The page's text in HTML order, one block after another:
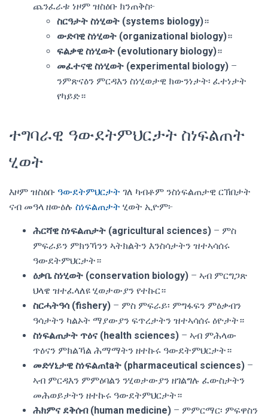
ጨንፈራቱ ነዞም ዝስዕቡ ክንጠቅስ፦
ስርዓታት ስነሂወት (systems biology)።
ውድባዊ ስነሂወት (organizational biology)።
ፍልቃዊ ስነሂወት (evolutionary biology)።
መፈተናዊ ስነሂወት (experimental biology) –
ንምጽናዕን ምርዳእን ስነሂወታዊ ክውንነታት፡ ፈተነታት
የካይድ።
ተግባራዊ ዓውደትምህርታት ስነፍልጠት
ሂወት
እዞም ዝስዕቡ ዓውደትምህርታት ገለ ካብቶም ንስነፍልጠታዊ ርኽበታት
ናብ መዓላ ዘውዕሉ ስነፍልጠታት ሂወት ኢዮም፦
ሕርሻዊ ስነፍልጠታት (agricultural sciences) – ምስ
ምፍራይን ምክንኻንን ኣትክልትን እንስሳታትን ዝተኣሳሰሩ
ዓውደትምህርታት።
ዕቃቤ ስነሂወት (conservation biology) – ኣብ ምርግጋጽ
ህላዌ ዝተፈላለዩ ሂወታውያን የተኩር።
ስርሓትዓሳ (fishery) – ምስ ምፍራይ፡ ምግፋፍን ምዕቃብን
ዓሳታትን ካልኦት ማያውያን ፍጥረታትን ዝተኣሳሰሩ ዕዮታት።
ስነፍልጠታት ጥዕና (health sciences) – ኣብ ምሕላው
ጥዕናን ምክልኻል ሕማማትን ዘተኩሩ ዓውደትምህርታት።
መድሃኒታዊ ስነፍልጠtaት (pharmaceutical sciences) –
ኣብ ምርዳእን ምምዕባልን ንሂወታውያን ዘገልግሉ ፈውስታትን
መሕወይታትን ዘተኩሩ ዓውደትምህርታት።
ሕክምና ደቅሰብ (human medicine) – ምምርማር፡ ምፍዋስን